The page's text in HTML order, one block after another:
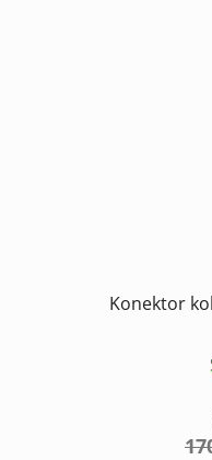
Konektor